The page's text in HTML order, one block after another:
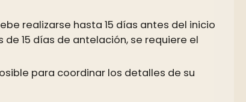
realizarse hasta 15 días antes del inicio
15 días de antelación, se requiere el
para coordinar los detalles de su